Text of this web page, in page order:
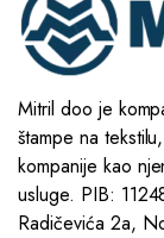
Mitril doo je
štampe na
kompanije kao
usluge. PIB:
Radičevića 2a,